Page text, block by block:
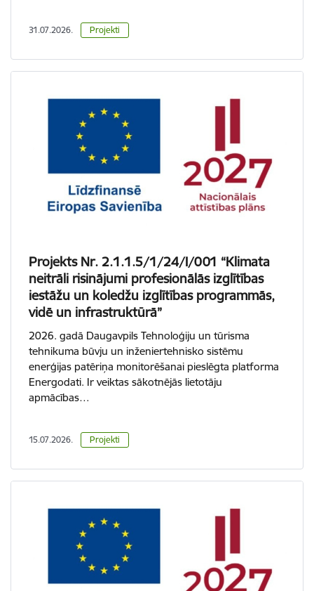
31.07.2026. Projekti
Projekts Nr. 2.1.1.5/1/24/I/001 “Klimata
neitrāli risinājumi profesionālās izglītības
iestāžu un koledžu izglītības programmās,
vidē un infrastruktūrā”
2026. gadā Daugavpils Tehnoloģiju un tūrisma
tehnikuma būvju un inženiertehnisko sistēmu
enerģijas patēriņa monitorēšanai pieslēgta platforma
Energodati. Ir veiktas sākotnējās lietotāju
apmācības…
15.07.2026. Projekti